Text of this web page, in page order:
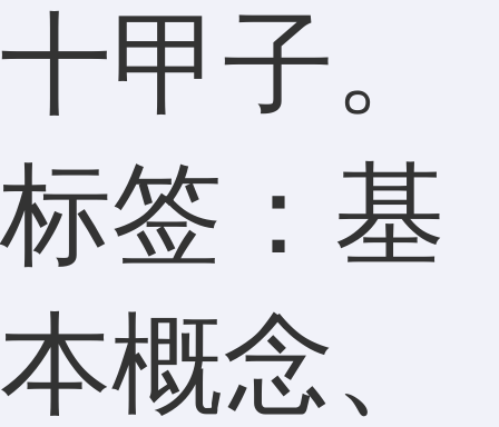
十甲子。
标签：基
本概念、